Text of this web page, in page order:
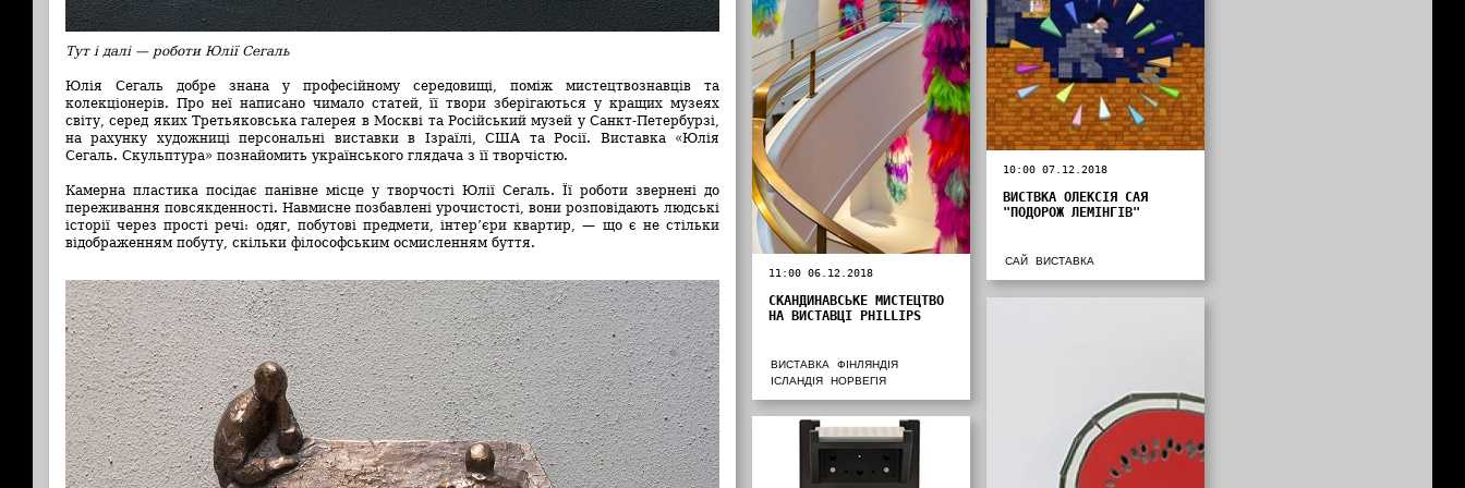
Тут і далі — роботи Юлії Сегаль
Юлія Сегаль добре знана у професійному середовищі, поміж мистецтвознавців та
колекціонерів. Про неї написано чимало статей, її твори зберігаються у кращих музеях
світу, серед яких Третьяковська галерея в Москві та Російський музей у Санкт-Петербурзі,
на рахунку художниці персональні виставки в Ізраїлі, США та Росії. Виставка «Юлія
Сегаль. Скульптура» познайомить українського глядача з її творчістю.
Камерна пластика посідає панівне місце у творчості Юлії Сегаль. Її роботи звернені до
переживання повсякденності. Навмисне позбавлені урочистості, вони розповідають людські
історії через прості речі: одяг, побутові предмети, інтер’єри квартир, — що є не стільки
відображенням побуту, скільки філософським осмисленням буття.
10:00 07.12.2018
ВИСТВКА ОЛЕКСІЯ САЯ
"ПОДОРОЖ ЛЕМІНГІВ"
САЙ
ВИСТАВКА
11:00 06.12.2018
СКАНДИНАВСЬКЕ МИСТЕЦТВО
НА ВИСТАВЦІ PHILLIPS
ВИСТАВКА
ФІНЛЯНДІЯ
ІСЛАНДІЯ
НОРВЕГІЯ